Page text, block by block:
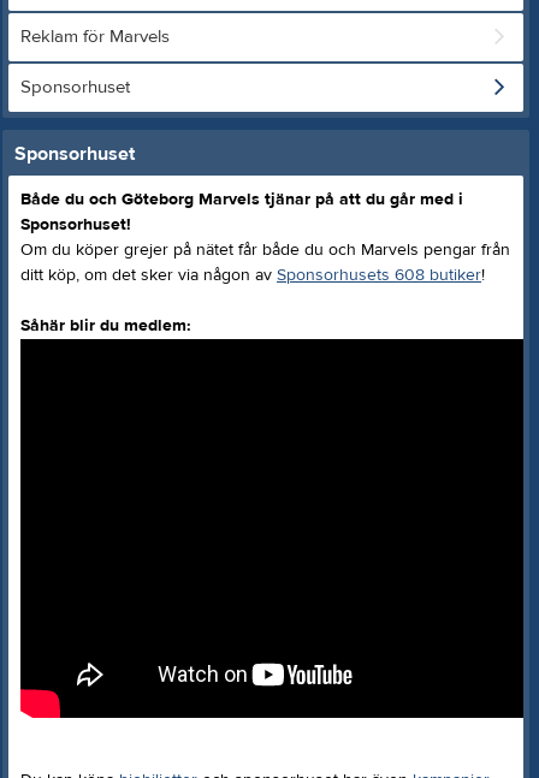
Reklam för Marvels
Sponsorhuset
Sponsorhuset
Både du och Göteborg Marvels tjänar på att du går med i
Sponsorhuset!
Om du köper grejer på nätet får både du och Marvels pengar från
ditt köp, om det sker via någon av Sponsorhusets 608 butiker!
Såhär blir du medlem: